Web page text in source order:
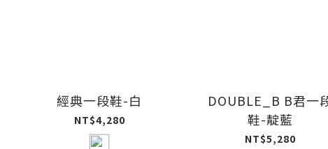
經典一段鞋-白
NT$4,280
DOUBLE_B B君一
鞋-靛藍
NT$5,280